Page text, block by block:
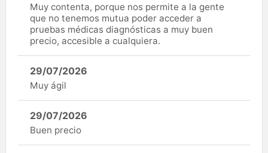
Muy contenta, porque nos permite a la gente
que no tenemos mutua poder acceder a
pruebas médicas diagnósticas a muy buen
precio, accesible a cualquiera.
29/07/2026
Muy ágil
29/07/2026
Buen precio